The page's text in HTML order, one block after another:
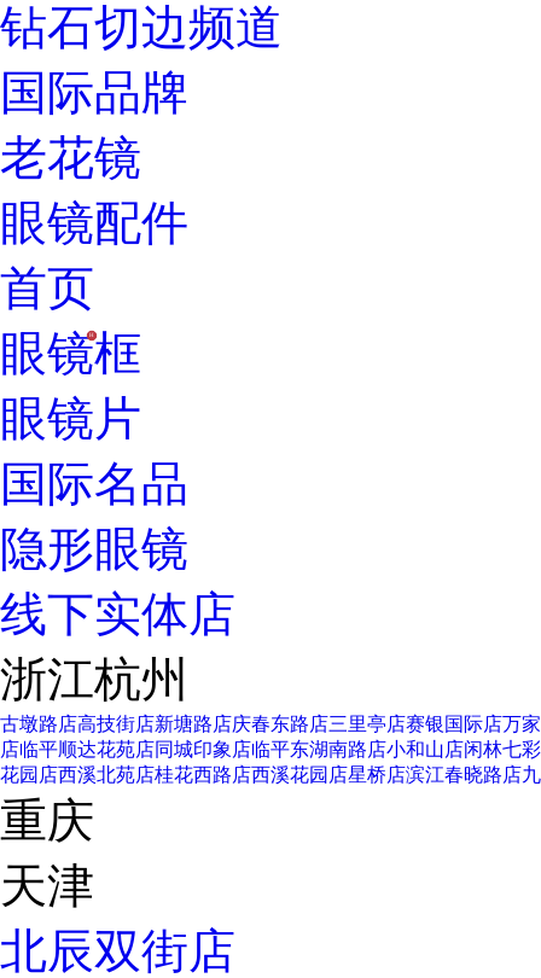
钻石切边频道
国际品牌
老花镜
眼镜配件
首页
H
眼镜框
眼镜片
国际名品
隐形眼镜
线下实体店
浙江杭州
古墩路店高技街店新塘路店庆春东路店三里亭店赛银国际店万
店临平顺达花苑店同城印象店临平东湖南路店小和山店闲林七
花园店西溪北苑店桂花西路店西溪花园店星桥店滨江春晓路店
重庆
天津
北辰双街店